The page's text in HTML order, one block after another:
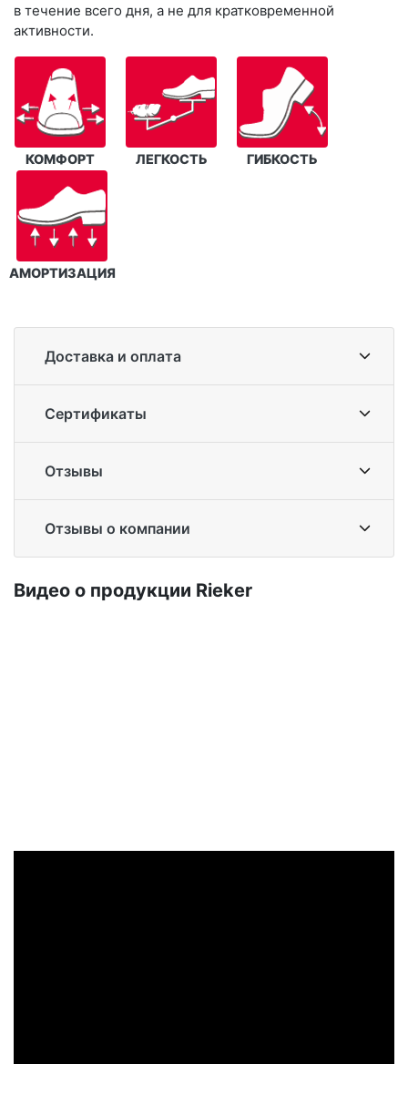
в течение всего дня, а не для кратковременной
активности.
КОМФОРТ ЛЕГКОСТЬ ГИБКОСТЬ
АМОРТИЗАЦИЯ
Доставка и оплата
Сертификаты
Отзывы
Отзывы о компании
Ви­део о про­дук­ции Ri­eker